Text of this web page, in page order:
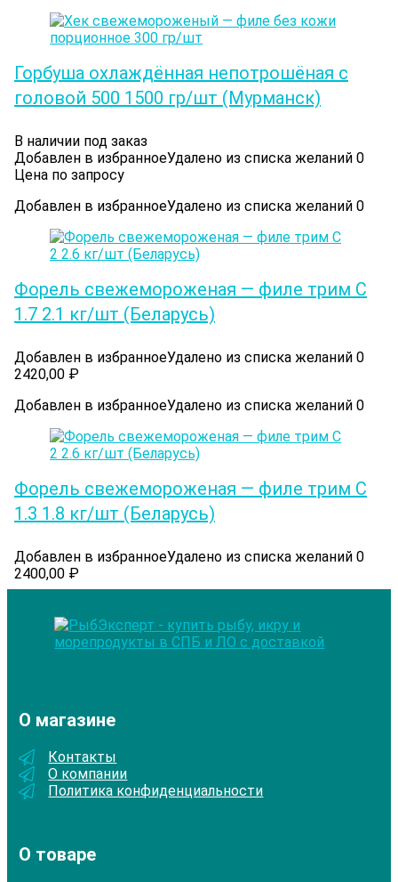
Горбуша охлаждённая непотрошёная с
головой 500 1500 гр/шт (Мурманск)
В наличии под заказ
Добавлен в избранноеУдалено из списка желаний 0
Цена по запросу
Добавлен в избранноеУдалено из списка желаний 0
Форель свежемороженая — филе трим С
1.7 2.1 кг/шт (Беларусь)
Добавлен в избранноеУдалено из списка желаний 0
2420,00 ₽
Добавлен в избранноеУдалено из списка желаний 0
Форель свежемороженая — филе трим С
1.3 1.8 кг/шт (Беларусь)
Добавлен в избранноеУдалено из списка желаний 0
2400,00 ₽
О магазине
Контакты
О компании
Политика конфиденциальности
О товаре